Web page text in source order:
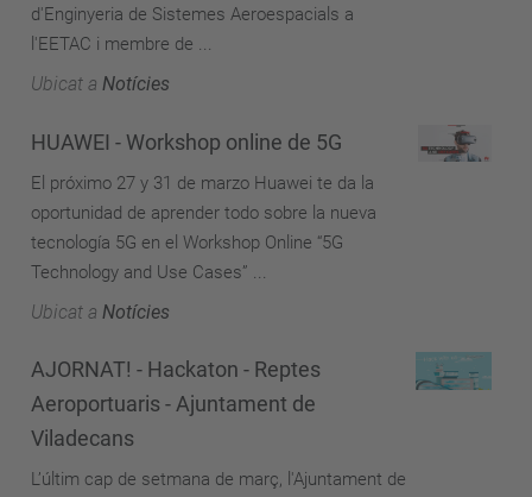
d'Enginyeria de Sistemes Aeroespacials a
l'EETAC i membre de ...
Ubicat a Notícies
HUAWEI - Workshop online de 5G
El próximo 27 y 31 de marzo Huawei te da la
oportunidad de aprender todo sobre la nueva
tecnología 5G en el Workshop Online “5G
Technology and Use Cases” ...
Ubicat a Notícies
AJORNAT! - Hackaton - Reptes
Aeroportuaris - Ajuntament de
Viladecans
L’últim cap de setmana de març, l'Ajuntament de